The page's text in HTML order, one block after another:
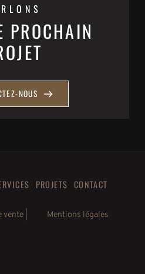
PROCHAIN
NOUS
PROJETS CONTACT
| Mentions légales